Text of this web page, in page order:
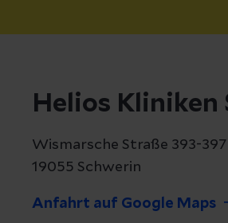
Helios Kliniken
Wismarsche Straße 393-397
19055 Schwerin
Anfahrt auf Google Maps